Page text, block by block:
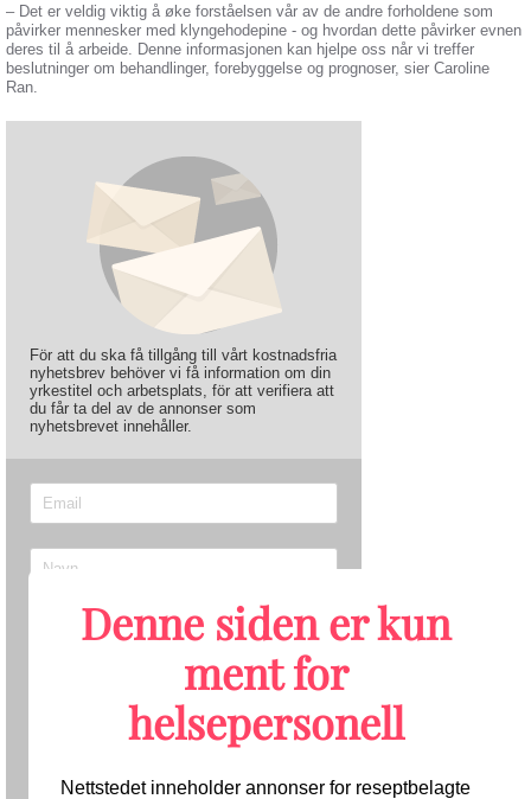
– Det er veldig viktig å øke forståelsen vår av de andre forholdene som
påvirker mennesker med klyngehodepine - og hvordan dette påvirker evnen
deres til å arbeide. Denne informasjonen kan hjelpe oss når vi treffer
beslutninger om behandlinger, forebyggelse og prognoser, sier Caroline
Ran.
För att du ska få tillgång till vårt kostnadsfria
nyhetsbrev behöver vi få information om din
yrkestitel och arbetsplats, för att verifiera att
du får ta del av de annonser som
nyhetsbrevet innehåller.
Denne siden er kun
ment for
helsepersonell
Nettstedet inneholder annonser for reseptbelagte